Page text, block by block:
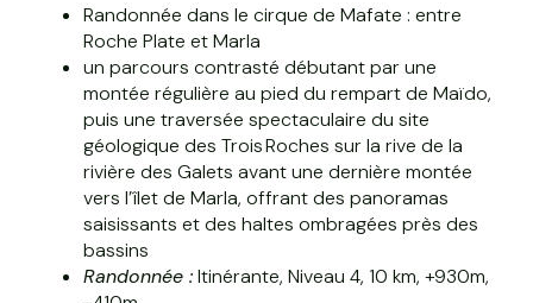
Randonnée dans le cirque de Mafate : entre
Roche Plate et Marla
un parcours contrasté débutant par une
montée régulière au pied du rempart de Maïdo,
puis une traversée spectaculaire du site
géologique des Trois Roches sur la rive de la
rivière des Galets avant une dernière montée
vers l’îlet de Marla, offrant des panoramas
saisissants et des haltes ombragées près des
bassins
Randonnée :Itinérante, Niveau 4, 10 km, +930m,